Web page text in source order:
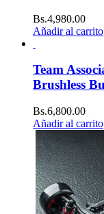
Bs.4,980.00
Añadir al carrito
Team
Brushless
Bs.6,800.00
Añadir al carrito